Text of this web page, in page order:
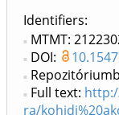
Identifiers
MTMT:
DOI:
Full text:
ra/